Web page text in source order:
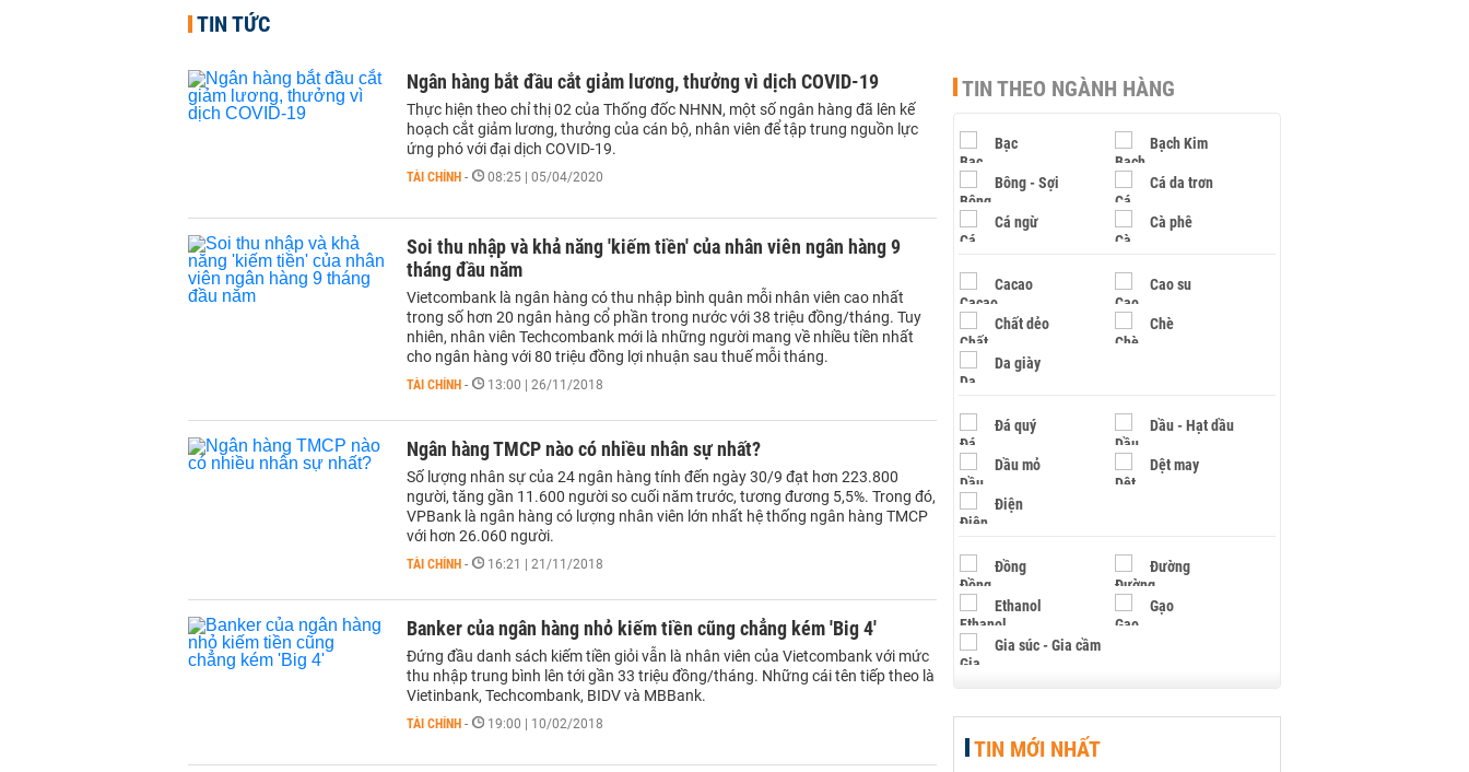
TIN TỨC
Ngân hàng bắt đầu cắt giảm lương, thưởng vì dịch COVID-19
Thực hiện theo chỉ thị 02 của Thống đốc NHNN, một số ngân hàng đã lên kế
hoạch cắt giảm lương, thưởng của cán bộ, nhân viên để tập trung nguồn lực
ứng phó với đại dịch COVID-19.
TÀI CHÍNH - 08:25 | 05/04/2020
Soi thu nhập và khả năng 'kiếm tiền' của nhân viên ngân hàng 9
tháng đầu năm
Vietcombank là ngân hàng có thu nhập bình quân mỗi nhân viên cao nhất
trong số hơn 20 ngân hàng cổ phần trong nước với 38 triệu đồng/tháng. Tuy
nhiên, nhân viên Techcombank mới là những người mang về nhiều tiền nhất
cho ngân hàng với 80 triệu đồng lợi nhuận sau thuế mỗi tháng.
TÀI CHÍNH - 13:00 | 26/11/2018
Ngân hàng TMCP nào có nhiều nhân sự nhất?
Số lượng nhân sự của 24 ngân hàng tính đến ngày 30/9 đạt hơn 223.800
người, tăng gần 11.600 người so cuối năm trước, tương đương 5,5%. Trong đó,
VPBank là ngân hàng có lượng nhân viên lớn nhất hệ thống ngân hàng TMCP
với hơn 26.060 người.
TÀI CHÍNH - 16:21 | 21/11/2018
Banker của ngân hàng nhỏ kiếm tiền cũng chẳng kém 'Big 4'
Đứng đầu danh sách kiếm tiền giỏi vẫn là nhân viên của Vietcombank với mức
thu nhập trung bình lên tới gần 33 triệu đồng/tháng. Những cái tên tiếp theo là
Vietinbank, Techcombank, BIDV và MBBank.
TÀI CHÍNH - 19:00 | 10/02/2018
TIN THEO NGÀNH HÀNG
Bạc Bạch Kim
Bông - Sợi Cá da trơn
Cá ngừ Cà phê
Cacao Cao su
Chất dẻo Chè
Da giày
Đá quý Dầu - Hạt dầu
Dầu mỏ Dệt may
Điện
Đồng Đường
Ethanol Gạo
Gia súc - Gia cầm
Hạt điều
TIN MỚI NHẤT